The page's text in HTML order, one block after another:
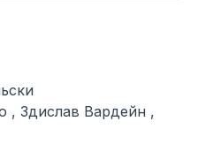
, Здислав Вардейн ,